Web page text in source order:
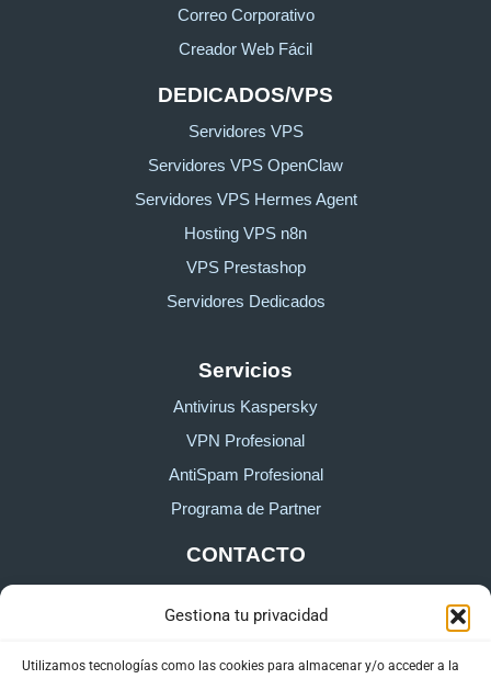
Gestiona tu privacidad
Utilizamos tecnologías como las cookies para almacenar y/o acceder a la
Correo Corporativo
Creador Web Fácil
DEDICADOS/VPS
Servidores VPS
Servidores VPS OpenClaw
Servidores VPS Hermes Agent
Hosting VPS n8n
VPS Prestashop
Servidores Dedicados
Servicios
Antivirus Kaspersky
VPN Profesional
AntiSpam Profesional
Programa de Partner
CONTACTO
Sobre HostingTG
Formulario de contacto